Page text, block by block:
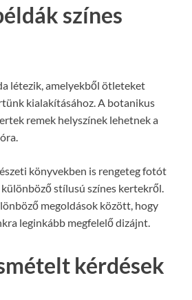
színes
létezik, amelyekből ötleteket
kialakításához. A botanikus
remek helyszínek lehetnek a
könyvekben is rengeteg fotót
stílusú színes kertekről.
megoldások között, hogy
leginkább megfelelő dizájnt.
kérdések